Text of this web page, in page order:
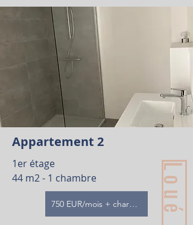
Loué
Appartement 2
1er étage
44 m2 - 1 chambre
750 EUR/mois + charges - disponible 1/09